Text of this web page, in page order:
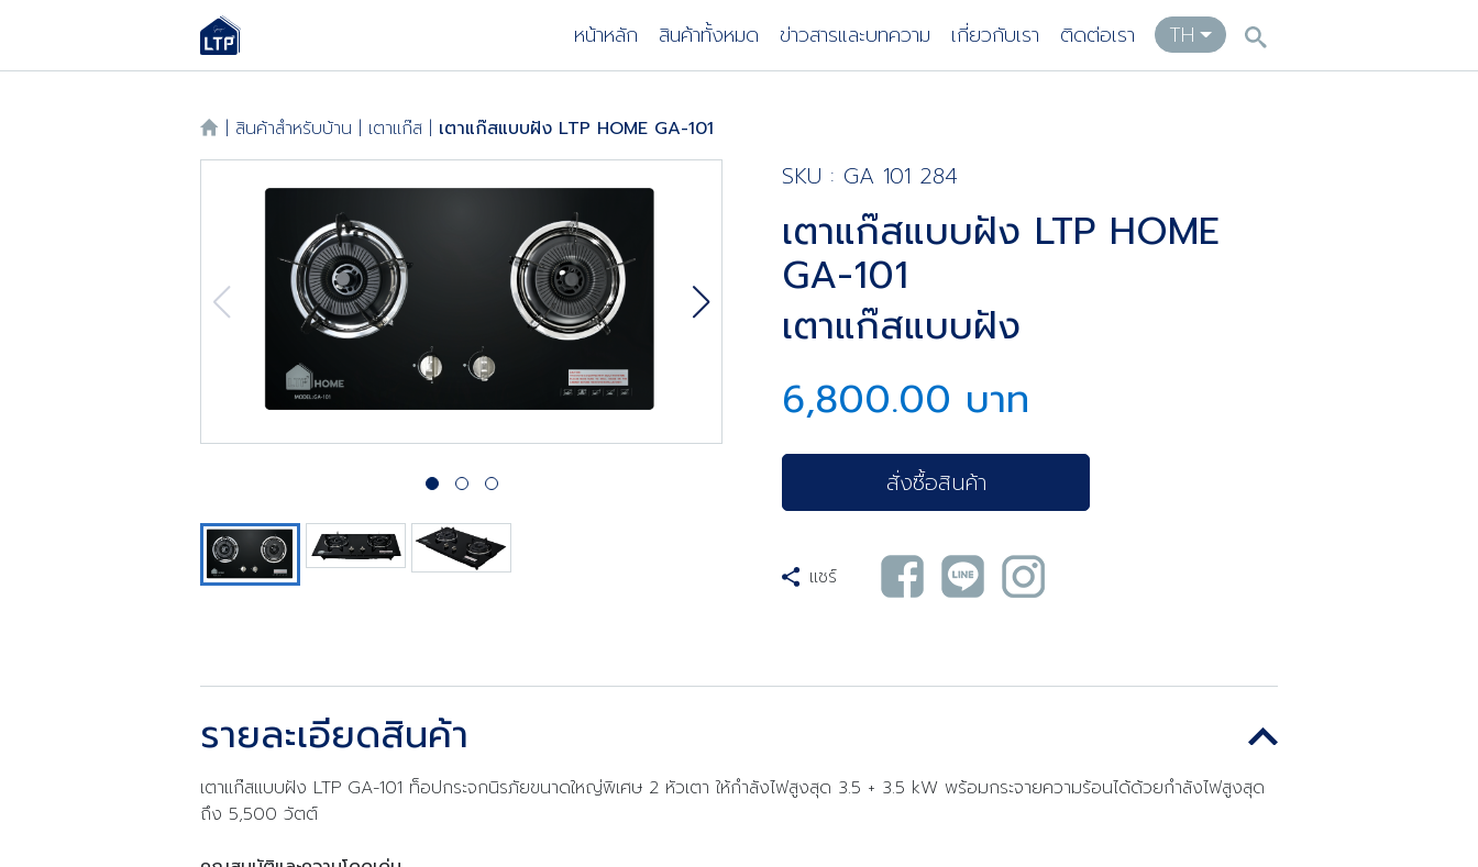
หน้าหลัก สินค้าทั้งหมด ข่าวสารและบทความ เกี่ยวกับเรา ติดต่อเรา TH
| สินค้าสำหรับบ้าน | เตาแก๊ส | เตาแก๊สแบบฝัง LTP HOME GA-101
SKU : GA 101 284
เตาแก๊สแบบฝัง LTP HOME
GA-101
เตาแก๊สแบบฝัง
6,800.00 บาท
สั่งซื้อสินค้า
แชร์
รายละเอียดสินค้า
เตาแก๊สแบบฝัง LTP GA-101 ท็อปกระจกนิรภัยขนาดใหญ่พิเศษ 2 หัวเตา ให้กำลังไฟสูงสุด 3.5 + 3.5 kW พร้อมกระจายความร้อนได้ด้วยกำลังไฟสูงสุด
ถึง 5,500 วัตต์